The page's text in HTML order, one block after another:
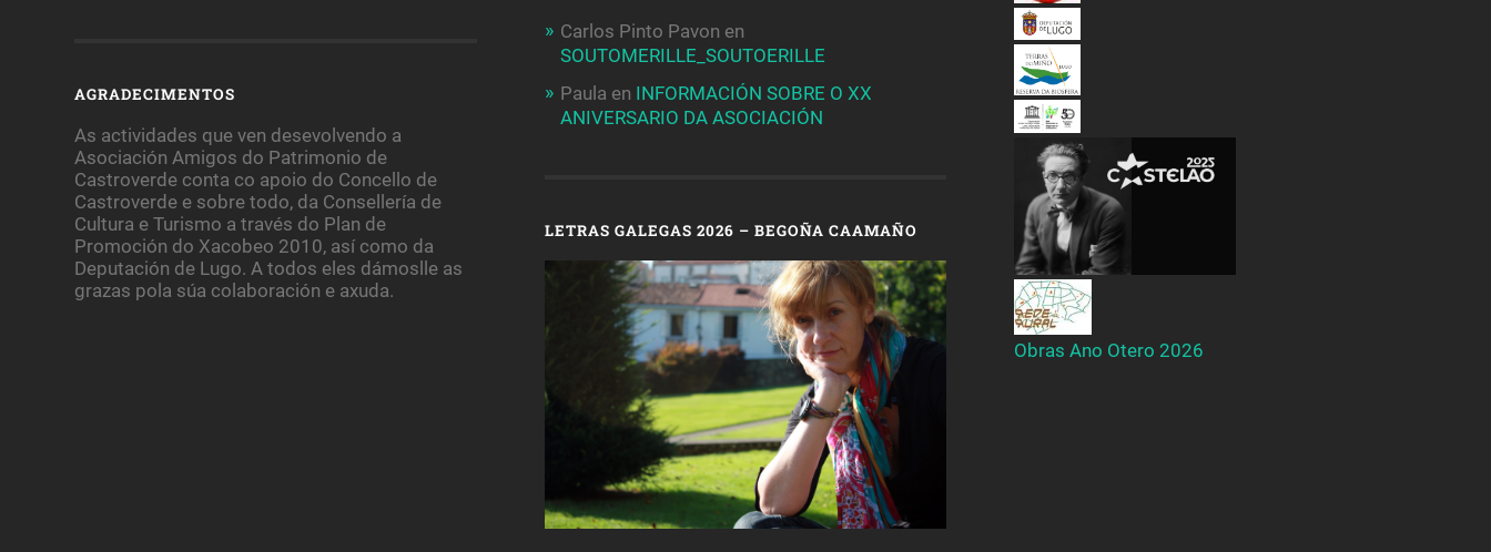
AGRADECIMENTOS
As actividades que ven desevolvendo a
Asociación Amigos do Patrimonio de
Castroverde conta co apoio do Concello de
Castroverde e sobre todo, da Consellería de
Cultura e Turismo a través do Plan de
Promoción do Xacobeo 2010, así como da
Deputación de Lugo. A todos eles dámoslle as
grazas pola súa colaboración e axuda.
Carlos Pinto Pavon en
SOUTOMERILLE_SOUTOERILLE
Paula en INFORMACIÓN SOBRE O XX
ANIVERSARIO DA ASOCIACIÓN
LETRAS GALEGAS 2026 – BEGOÑA CAAMAÑO
Obras Ano Otero 2026